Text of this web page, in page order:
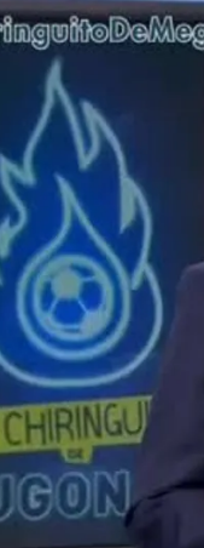
de 2018, 12:50
El Chiringuito de